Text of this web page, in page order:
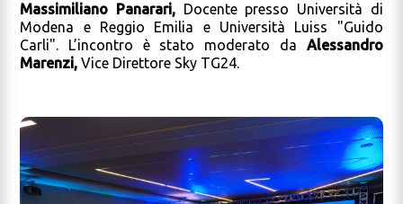
Massimiliano Panarari, Docente presso Università di
Modena e Reggio Emilia e Università Luiss "Guido
Carli". L’incontro è stato moderato da Alessandro
Marenzi, Vice Direttore Sky TG24.